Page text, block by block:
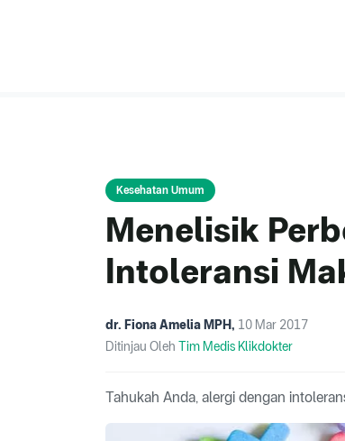
Kesehatan Umum
Menelisik
Intoleransi
dr. Fiona Amelia MPH, 10 Mar 2017
Ditinjau Oleh Tim Medis Klikdokter
Tahukah Anda, alergi dengan